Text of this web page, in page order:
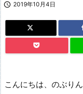
 2019年10月4日
こんにちは、のぶりん